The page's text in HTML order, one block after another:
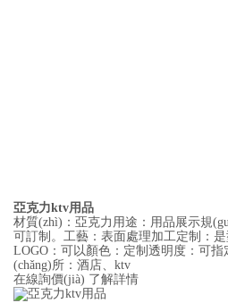
亞克力ktv用品
材質(zhì)：亞克力用途：用品展示規
可訂制。工藝：表面處理加工定制
LOGO：可以顏色：定制透明度：可
(chǎng)所：酒店、ktv
在線詢價(jià) 了解詳情